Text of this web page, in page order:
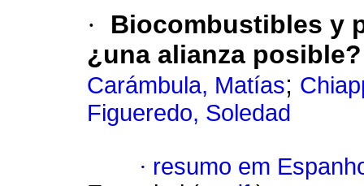
·
Biocombustibles y
¿una alianza posible?
Carámbula, Matías;
Figueredo, Soledad
· resumo em